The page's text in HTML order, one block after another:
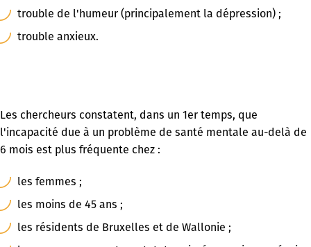
trouble de l'humeur (principalement la dépression) ;
trouble anxieux.
Les chercheurs constatent, dans un 1er temps, que
l'incapacité due à un problème de santé mentale au-delà de
6 mois est plus fréquente chez :
les femmes ;
les moins de 45 ans ;
les résidents de Bruxelles et de Wallonie ;